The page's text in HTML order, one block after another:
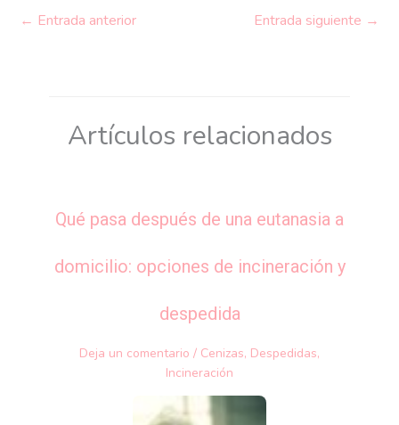
← Entrada anterior Entrada siguiente →
Artículos relacionados
Qué pasa después de una eutanasia a
domicilio: opciones de incineración y
despedida
Deja un comentario / Cenizas, Despedidas,
Incineración